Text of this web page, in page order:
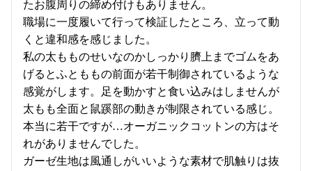
たお腹周りの締め付けもありません。
職場に一度履いて行って検証したところ、立って動
くと違和感を感じました。
私の太もものせいなのかしっかり臍上までゴムをあ
げるとふとももの前面が若干制御されているような
感覚がします。足を動かすと食い込みはしませんが
太もも全面と鼠蹊部の動きが制限されている感じ。
本当に若干ですが…オーガニックコットンの方はそ
れがありませんでした。
ガーゼ生地は風通しがいいような素材で肌触りは抜